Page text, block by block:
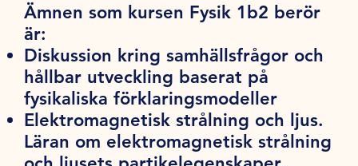
Ämnen som kursen Fysik 1b2 berör
är:
Diskussion kring samhällsfrågor och
hållbar utveckling baserat på
fysikaliska förklaringsmodeller
Elektromagnetisk strålning och ljus.
Läran om elektromagnetisk strålning